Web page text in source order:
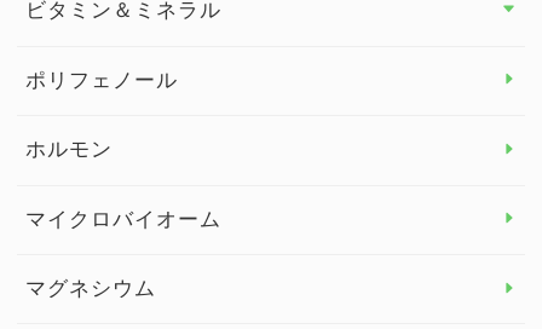
健康セミナー
ビタミン＆ミネラル
ビタミン＆ミネラル トップ
ビタミンE
ポリフェノール
ホルモン
マイクロバイオーム
マグネシウム